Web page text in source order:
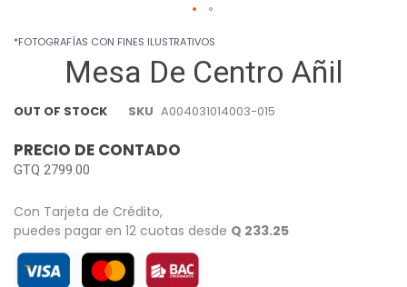
Mesa De Centro Añil
OUT OF STOCK SKU A004031014003-015
PRECIO DE CONTADO
GTQ 2799.00
Con Tarjeta de Crédito,
puedes pagar en 12 cuotas desde Q 233.25
to
beginning
the
gallery
*FOTOGRAFÍAS CON FINES ILUSTRATIVOS